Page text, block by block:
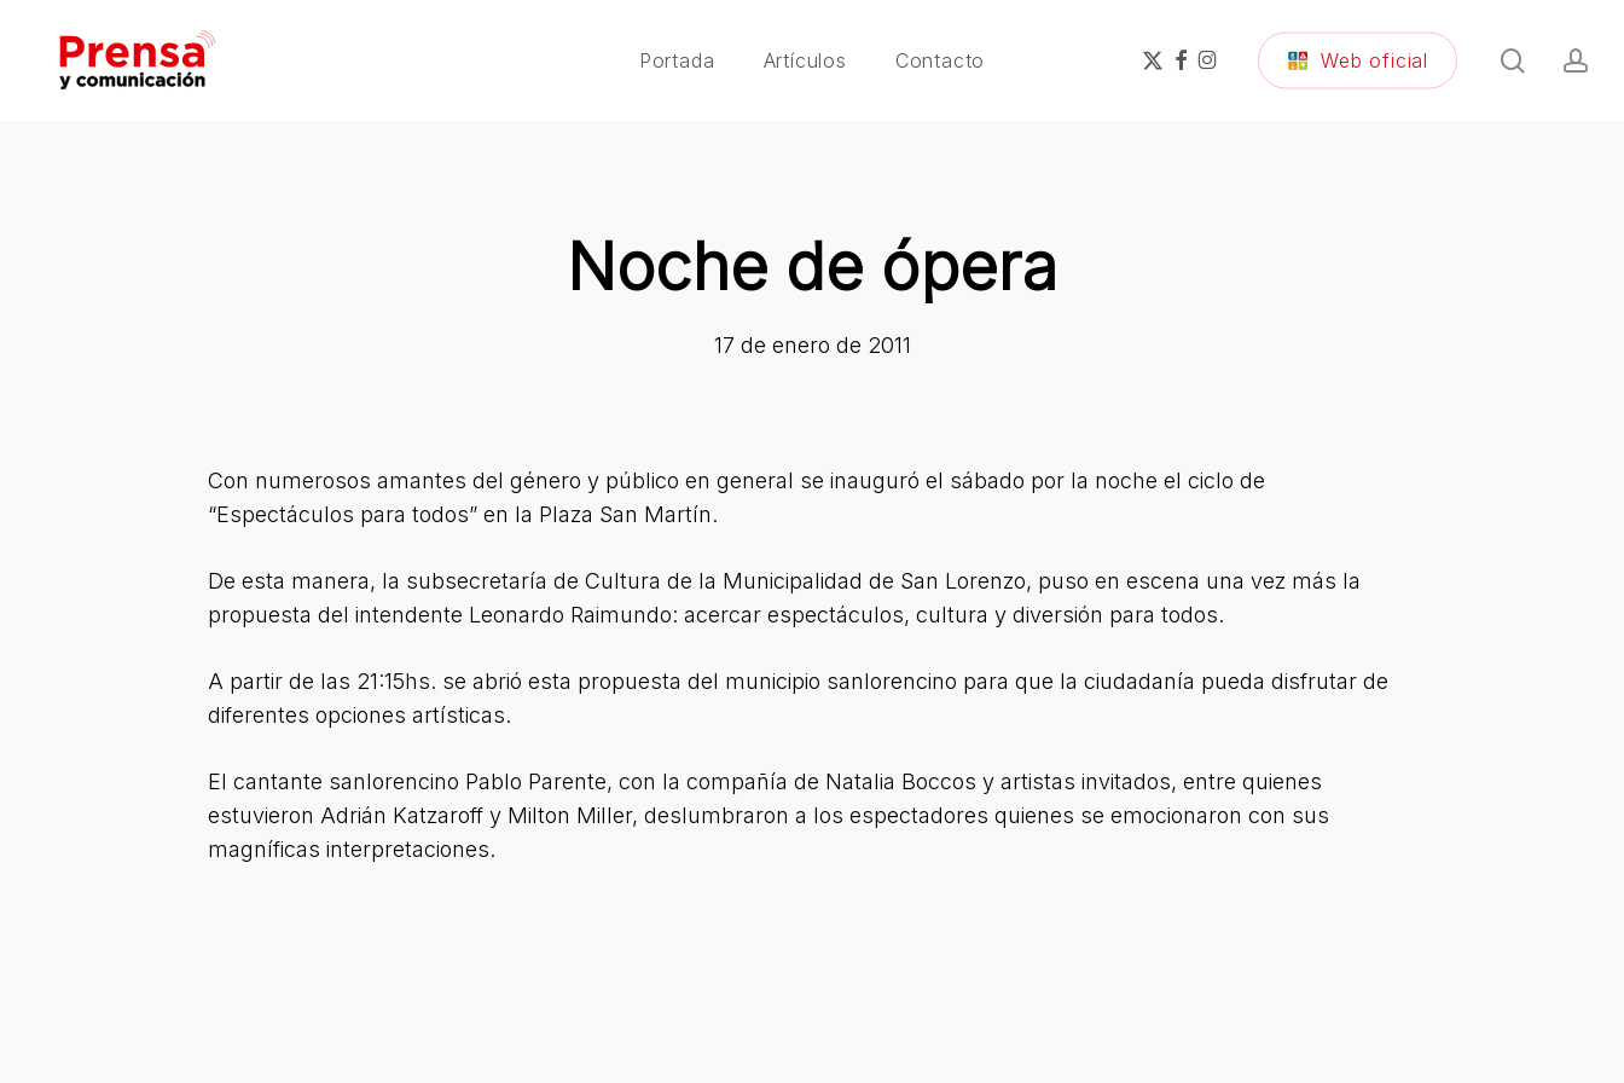
Portada Artículos Contacto
x-
twitter
facebook
instagram Web oficial search
Noche de ópera
17 de enero de 2011
Con numerosos amantes del género y público en general se inauguró el sábado por la noche el ciclo de
“Espectáculos para todos” en la Plaza San Martín.
De esta manera, la subsecretaría de Cultura de la Municipalidad de San Lorenzo, puso en escena una vez más la
propuesta del intendente Leonardo Raimundo: acercar espectáculos, cultura y diversión para todos.
A partir de las 21:15hs. se abrió esta propuesta del municipio sanlorencino para que la ciudadanía pueda disfrutar de
diferentes opciones artísticas.
El cantante sanlorencino Pablo Parente, con la compañía de Natalia Boccos y artistas invitados, entre quienes
estuvieron Adrián Katzaroff y Milton Miller, deslumbraron a los espectadores quienes se emocionaron con sus
magníficas interpretaciones.